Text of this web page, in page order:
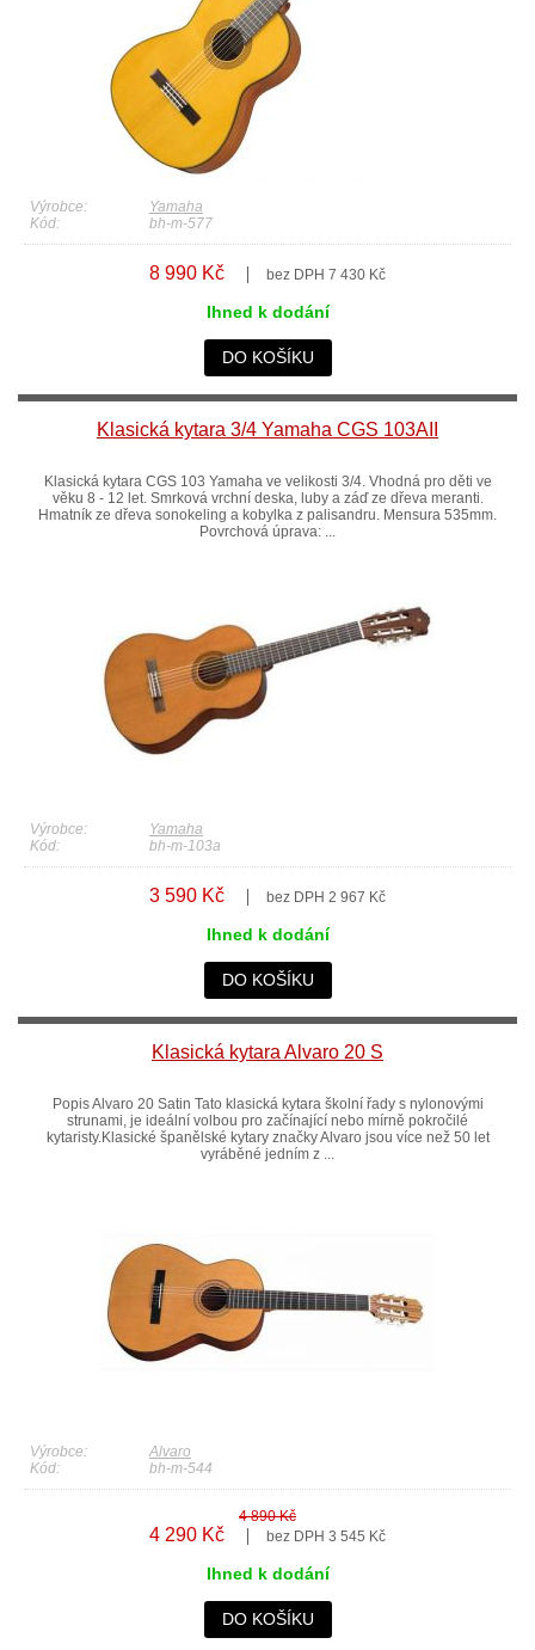
Výrobce:
Yamaha
Kód:
bh-m-577
8 990 Kč bez DPH 7 430 Kč
Ihned k dodání
DO KOŠÍKU
Klasická kytara 3/4 Yamaha CGS 103AII
Klasická kytara CGS 103 Yamaha ve velikosti 3/4. Vhodná pro děti ve
věku 8 - 12 let. Smrková vrchní deska, luby a záď ze dřeva meranti.
Hmatník ze dřeva sonokeling a kobylka z palisandru. Mensura 535mm.
Povrchová úprava: ...
Výrobce:
Yamaha
Kód:
bh-m-103a
3 590 Kč bez DPH 2 967 Kč
Ihned k dodání
DO KOŠÍKU
Klasická kytara Alvaro 20 S
Popis Alvaro 20 Satin Tato klasická kytara školní řady s nylonovými
strunami, je ideální volbou pro začínající nebo mírně pokročilé
kytaristy.Klasické španělské kytary značky Alvaro jsou více než 50 let
vyráběné jedním z ...
Výrobce:
Alvaro
Kód:
bh-m-544
4 890 Kč
4 290 Kč bez DPH 3 545 Kč
Ihned k dodání
DO KOŠÍKU